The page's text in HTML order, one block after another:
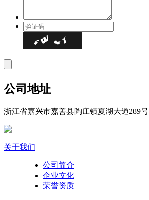
公司地址
浙江省嘉兴市嘉善县陶庄镇夏湖大道289号
关于我们
公司简介
企业文化
荣誉资质